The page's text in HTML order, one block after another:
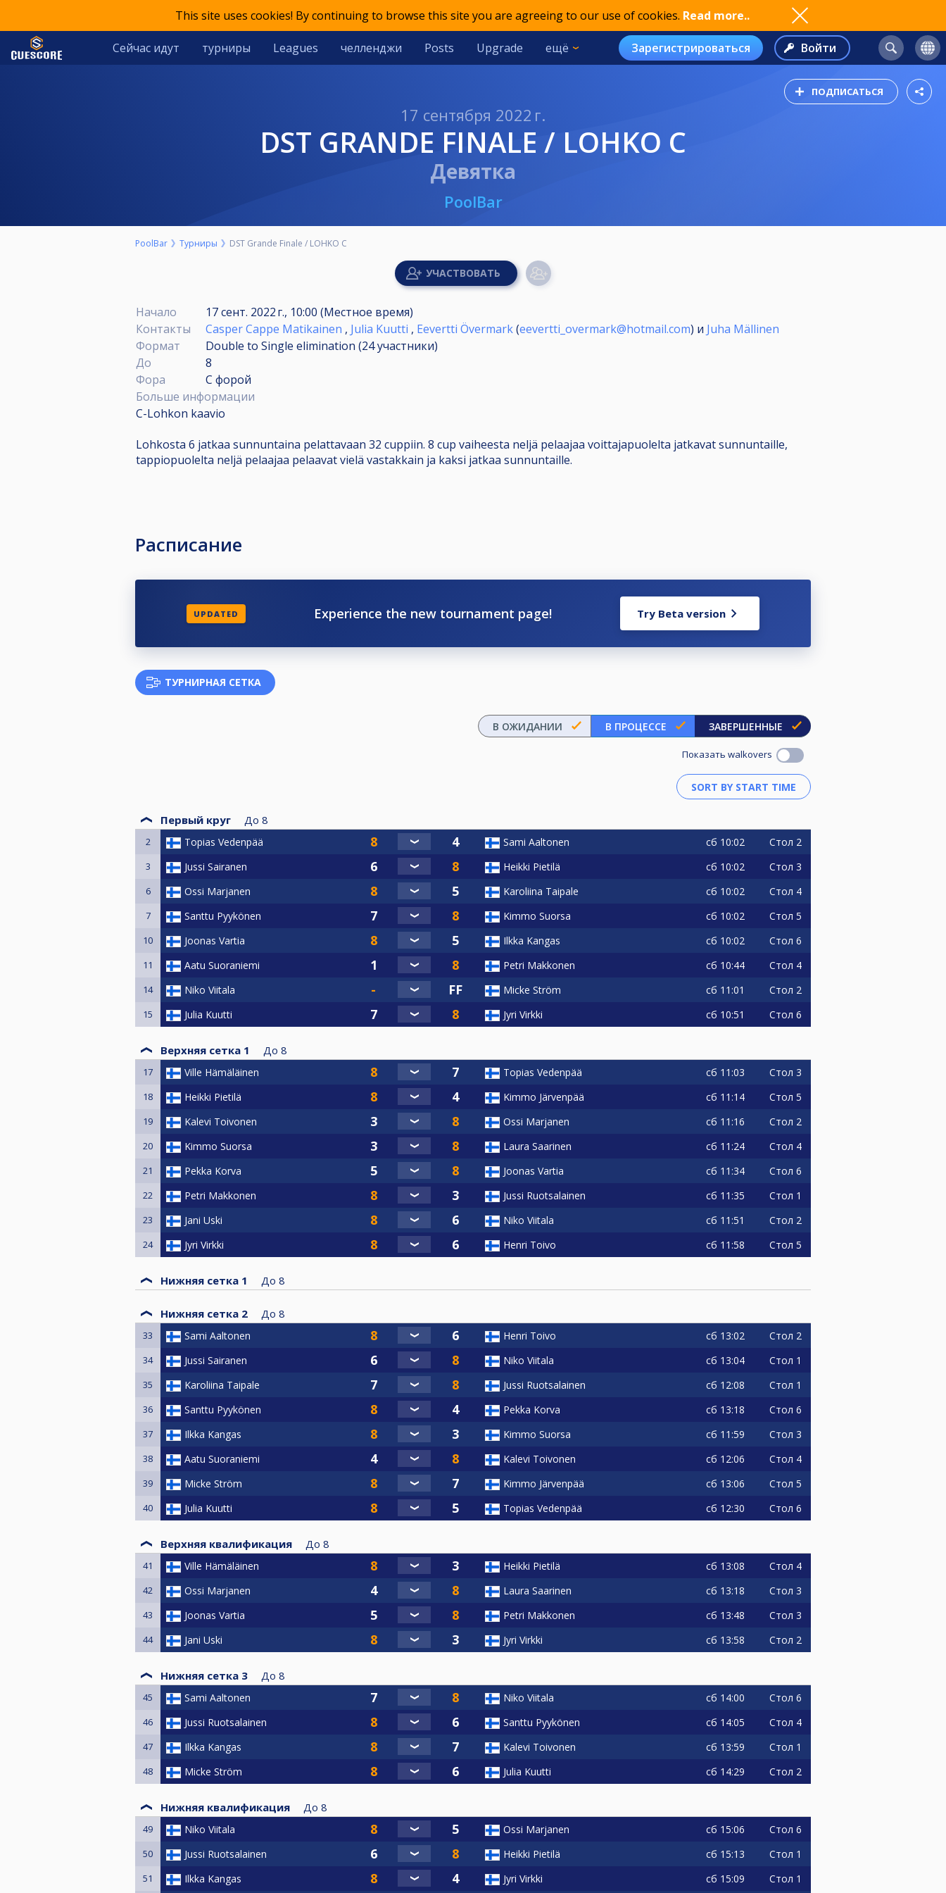
This site uses cookies! By continuing to browse this site you are agreeing to our use of cookies. Read more..
Сейчас идут турниры Leagues челленджи Posts Upgrade ещё Зарегистрироваться Войти
ПОДПИСАТЬСЯ
17 сентября 2022 г.
DST GRANDE FINALE / LOHKO C
Девятка
PoolBar
PoolBar Турниры DST Grande Finale / LOHKO C
Начало
17 сент. 2022 г., 10:00 (Местное время)
Контакты
Casper Cappe Matikainen , Julia Kuutti , Eevertti Övermark(eevertti_overmark@hotmail.com) и Juha Mällinen
Формат
Double to Single elimination (24участники)
До
8
Фора
С форой
Больше информации
C-Lohkon kaavio
Lohkosta 6 jatkaa sunnuntaina pelattavaan 32 cuppiin. 8 cup vaiheesta neljä pelaajaa voittajapuolelta jatkavat sunnuntaille,
tappiopuolelta neljä pelaajaa pelaavat vielä vastakkain ja kaksi jatkaa sunnuntaille.
Расписание
UPDATED Experience the new tournament page! Try Beta version
ТУРНИРНАЯ СЕТКА
В ОЖИДАНИИ В ПРОЦЕССЕ ЗАВЕРШЕННЫЕ
Показать walkovers
Первый круг До 8
2 Topias Vedenpää Sami Aaltonen сб 10:02 Стол 2
3 Jussi Sairanen Heikki Pietilä сб 10:02 Стол 3
6 Ossi Marjanen Karoliina Taipale сб 10:02 Стол 4
7 Santtu Pyykönen Kimmo Suorsa сб 10:02 Стол 5
10 Joonas Vartia Ilkka Kangas сб 10:02 Стол 6
11 Aatu Suoraniemi Petri Makkonen сб 10:44 Стол 4
14 Niko Viitala Micke Ström сб 11:01 Стол 2
15 Julia Kuutti Jyri Virkki сб 10:51 Стол 6
Верхняя сетка 1 До 8
17 Ville Hämäläinen Topias Vedenpää сб 11:03 Стол 3
18 Heikki Pietilä Kimmo Järvenpää сб 11:14 Стол 5
19 Kalevi Toivonen Ossi Marjanen сб 11:16 Стол 2
20 Kimmo Suorsa Laura Saarinen сб 11:24 Стол 4
21 Pekka Korva Joonas Vartia сб 11:34 Стол 6
22 Petri Makkonen Jussi Ruotsalainen сб 11:35 Стол 1
23 Jani Uski Niko Viitala сб 11:51 Стол 2
24 Jyri Virkki Henri Toivo сб 11:58 Стол 5
Нижняя сетка 1 До 8
Нижняя сетка 2 До 8
33 Sami Aaltonen Henri Toivo сб 13:02 Стол 2
34 Jussi Sairanen Niko Viitala сб 13:04 Стол 1
35 Karoliina Taipale Jussi Ruotsalainen сб 12:08 Стол 1
36 Santtu Pyykönen Pekka Korva сб 13:18 Стол 6
37 Ilkka Kangas Kimmo Suorsa сб 11:59 Стол 3
38 Aatu Suoraniemi Kalevi Toivonen сб 12:06 Стол 4
39 Micke Ström Kimmo Järvenpää сб 13:06 Стол 5
40 Julia Kuutti Topias Vedenpää сб 12:30 Стол 6
Верхняя квалификация До 8
41 Ville Hämäläinen Heikki Pietilä сб 13:08 Стол 4
42 Ossi Marjanen Laura Saarinen сб 13:18 Стол 3
43 Joonas Vartia Petri Makkonen сб 13:48 Стол 3
44 Jani Uski Jyri Virkki сб 13:58 Стол 2
Нижняя сетка 3 До 8
45 Sami Aaltonen Niko Viitala сб 14:00 Стол 6
46 Jussi Ruotsalainen Santtu Pyykönen сб 14:05 Стол 4
47 Ilkka Kangas Kalevi Toivonen сб 13:59 Стол 1
48 Micke Ström Julia Kuutti сб 14:29 Стол 2
Нижняя квалификация До 8
49 Niko Viitala Ossi Marjanen сб 15:06 Стол 6
50 Jussi Ruotsalainen Heikki Pietilä сб 15:13 Стол 1
51 Ilkka Kangas Jyri Virkki сб 15:09 Стол 1